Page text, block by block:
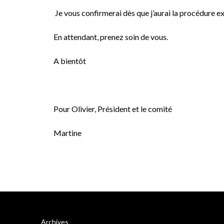
Je vous confirmerai dès que j’aurai la procédure
En attendant, prenez soin de vous.
A bientôt
Pour Olivier, Président et le comité
Martine
Archives